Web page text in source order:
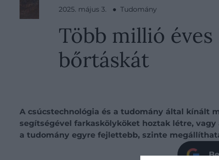
2025. május 3. ● Tudomány
Több millió
bőrtáskát
A csúcstechnológia és a tudomány által kínált
segítségével farkaskölyköket hoztak létre,
a tudomány egyre fejlettebb, szinte